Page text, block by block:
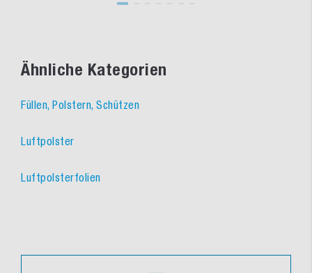
Ähnliche Kategorien
Füllen, Polstern, Schützen
Luftpolster
Luftpolsterfolien